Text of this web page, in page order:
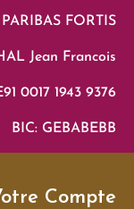
FORTIS
Jean Francois
0017 1943 9376
BIC: GEBABEBB
Compte